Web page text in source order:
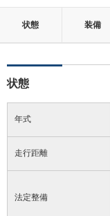
状態 装備
状態
年式
走行距離
法定整備